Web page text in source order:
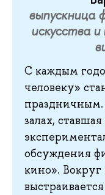
выпускница
искусства
С каждым
человеку»
залах,
обсуждения
кино». Вокруг